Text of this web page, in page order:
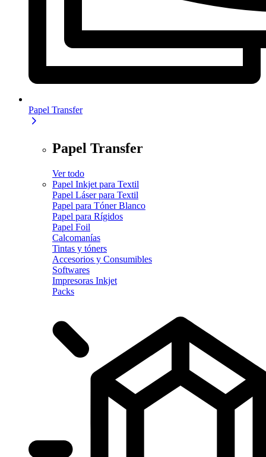
Papel Transfer
Papel Transfer
Ver todo
Papel Inkjet para Textil
Papel Láser para Textil
Papel para Tóner Blanco
Papel para Rígidos
Papel Foil
Calcomanías
Tintas y tóners
Accesorios y Consumibles
Softwares
Impresoras Inkjet
Packs